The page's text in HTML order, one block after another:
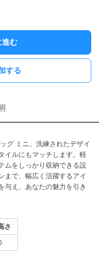
進む
する
グ ミニ。洗練されたデザイ
イルにもマッチします。軽
ムをしっかり収納できる設
まで、幅広く活躍するアイ
与え、あなたの魅力を引き
さ